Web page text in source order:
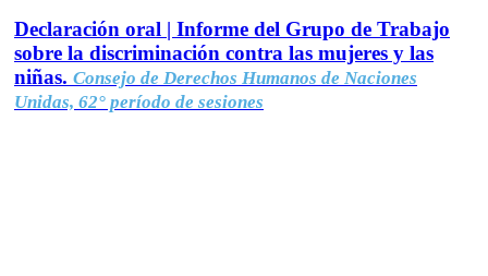
Declaración oral | Informe del Grupo de Trabajo
sobre la discriminación contra las mujeres y las
niñas. Consejo de Derechos Humanos de Naciones
Unidas, 62° período de sesiones